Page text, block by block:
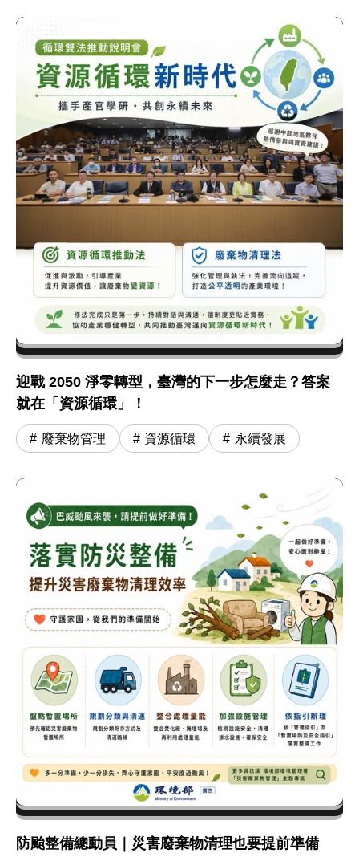
迎戰 2050 淨零轉型，臺灣的下一步怎麼走？答案
就在「資源循環」！
廢棄物管理 資源循環 永續發展
防颱整備總動員｜災害廢棄物清理也要提前準備